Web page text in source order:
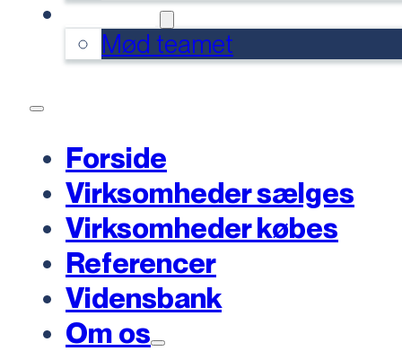
Mød teamet
Forside
Virksomheder sælges
Virksomheder købes
Referencer
Vidensbank
Om os